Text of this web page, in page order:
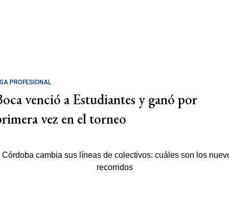
PROFESIONAL
venció a Estudiantes y ganó por
vez en el torneo